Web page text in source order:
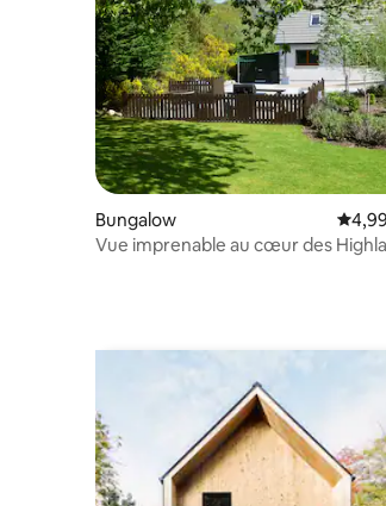
Bungalow
Vue imprenable au cœur des